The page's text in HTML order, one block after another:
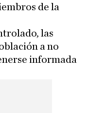
de la
las
a no
informada